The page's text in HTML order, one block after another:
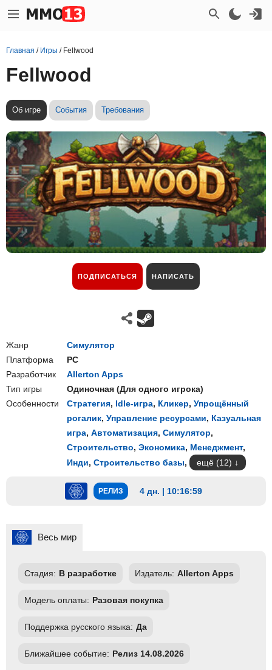
Главная / Игры / Fellwood
Fellwood
Об игре События Требования
ПОДПИСАТЬСЯ НАПИСАТЬ
Жанр
Симулятор
Платформа
PC
Разработчик
Allerton Apps
Тип игры
Одиночная (Для одного игрока)
Особенности
Стратегия, Idle-игра, Кликер, Упрощённый
рогалик, Управление ресурсами, Казуальная
игра, Автоматизация, Симулятор,
Строительство, Экономика, Менеджмент,
Инди, Строительство базы, ещё (12)
РЕЛИЗ 4 дн. | 10:16:58
Весь мир
Стадия: В разработке Издатель: Allerton Apps
Модель оплаты: Разовая покупка
Поддержка русского языка: Да
Ближайшее событие: Релиз 14.08.2026